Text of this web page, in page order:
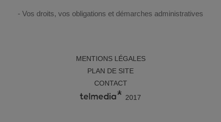
Vos droits, vos obligations et démarches administratives
MENTIONS LÉGALES
PLAN DE SITE
CONTACT
2017